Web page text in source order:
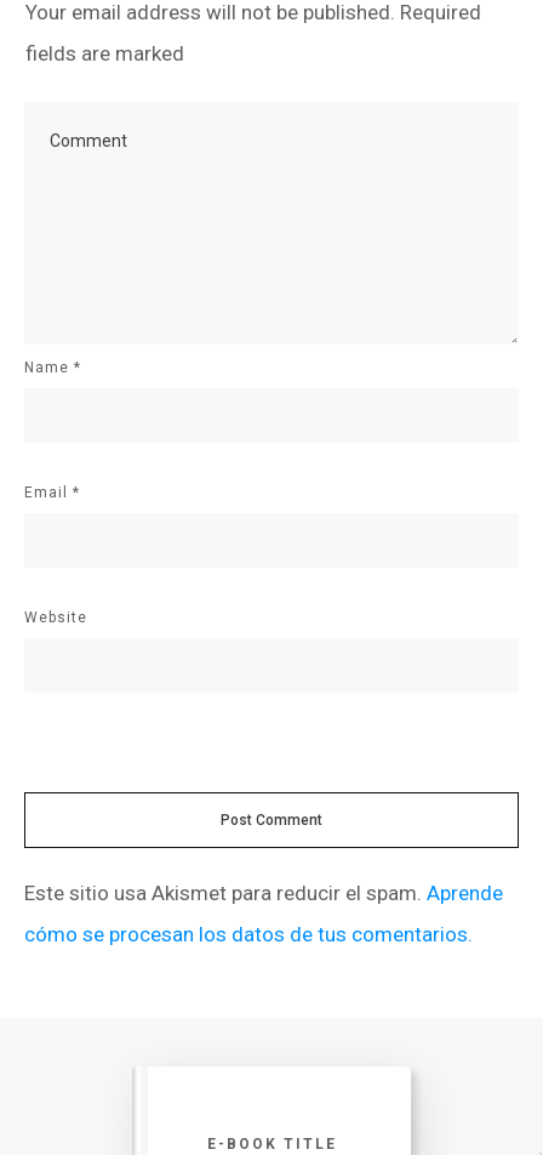
Your email address will not be published. Required
fields are marked
Name *
Email *
Website
Post Comment
Este sitio usa Akismet para reducir el spam. Aprende
cómo se procesan los datos de tus comentarios.
E-BOOK TITLE